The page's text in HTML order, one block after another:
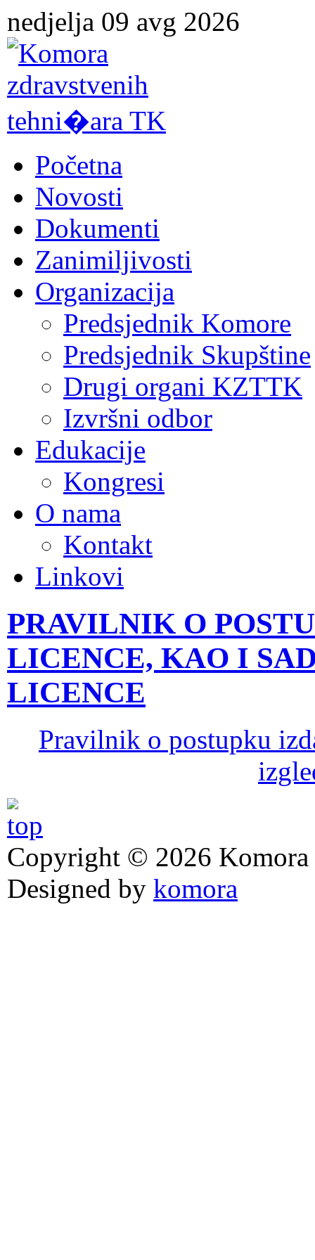
nedjelja 09 avg 2026
Početna
Novosti
Dokumenti
Zanimiljivosti
Organizacija
Predsjednik Komore
Predsjednik Skupštine
Drugi organi KZTTK
Izvršni odbor
Edukacije
Kongresi
O nama
Kontakt
Linkovi
PRAVILNIK O
LICENCE, KAO I
LICENCE
Pravilnik o postupku
Copyright © 2026 Komora
Designed by komora